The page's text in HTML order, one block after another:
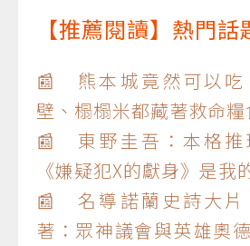
【推薦閱讀】熱門
📰 熊本城竟然可以吃
壁、榻榻米都藏著救命糧
📰 東野圭吾：本格推
《嫌疑犯X的獻身》是我
📰 名導諾蘭史詩大片
著：眾神議會與英雄奧